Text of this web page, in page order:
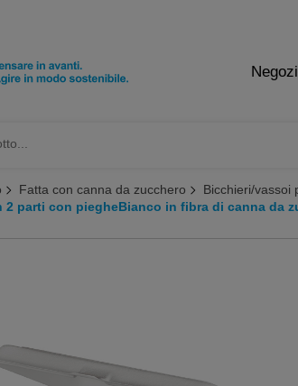
Fatta con canna da zucchero
Bicchieri/vassoi
parti con piegheBianco in fibra di canna da